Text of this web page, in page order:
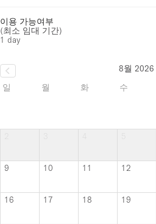
이용 가능여부
(최소 임대 기간)
1 day
8월 2026
일
월 화 수
9 10 11 12
16 17 18 19